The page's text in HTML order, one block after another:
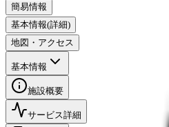
簡易情報
基本情報(詳細)
地図・アクセス
基本情報
施設概要
サービス詳細